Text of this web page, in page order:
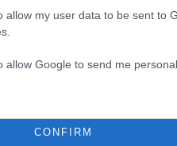
allow my user data to be sent to
allow Google to send me
CONFIRM
Share:
το Νewsit.gr στοGoogle